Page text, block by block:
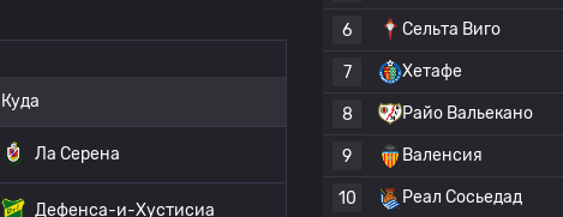
Куда
Ла Серена
Дефенса-и-Хустисиа
6 Сельта Виго
7 Хетафе
8 Райо Вальекано
9 Валенсия
10 Реал Сосьедад